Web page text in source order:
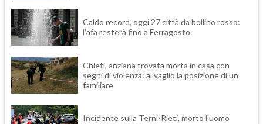
Caldo record, oggi 27 città da bollino rosso:
l'afa resterà fino a Ferragosto
Chieti, anziana trovata morta in casa con
segni di violenza: al vaglio la posizione di un
familiare
Incidente sulla Terni-Rieti, morto l'uomo